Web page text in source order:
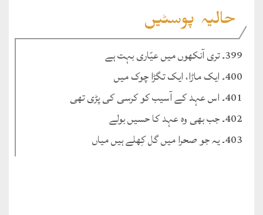
حالیہ پوسٹیں
399۔ تری آنکھوں میں عیّاری بہت ہے
400۔ ایک ماڑا، ایک تگڑا چوک میں
401۔ اس عہد کے آسیب کو کرسی کی پڑی تھی
402۔ جب بھی وہ عہد کا حسیں بولے
403۔ یہ جو صحرا میں گل کِھلے ہیں میاں